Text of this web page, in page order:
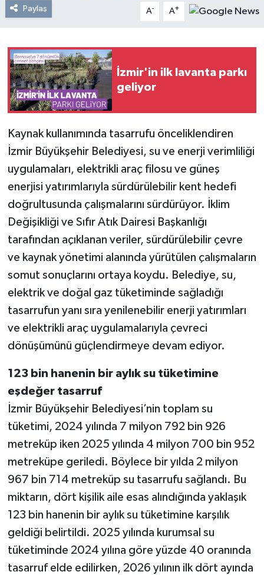
Paylaş A- A+
İzmir'in ilk lavanta parkı
geliyor
Kaynak kullanımında tasarrufu önceliklendiren
İzmir Büyükşehir Belediyesi, su ve enerji verimliliği
uygulamaları, elektrikli araç filosu ve güneş
enerjisi yatırımlarıyla sürdürülebilir kent hedefi
doğrultusunda çalışmalarını sürdürüyor. İklim
Değişikliği ve Sıfır Atık Dairesi Başkanlığı
tarafından açıklanan veriler, sürdürülebilir çevre
ve kaynak yönetimi alanında yürütülen çalışmaların
somut sonuçlarını ortaya koydu. Belediye, su,
elektrik ve doğal gaz tüketiminde sağladığı
tasarrufun yanı sıra yenilenebilir enerji yatırımları
ve elektrikli araç uygulamalarıyla çevreci
dönüşümünü güçlendirmeye devam ediyor.
123 bin hanenin bir aylık su tüketimine
eşdeğer tasarruf
İzmir Büyükşehir Belediyesi’nin toplam su
tüketimi, 2024 yılında 7 milyon 792 bin 926
metreküp iken 2025 yılında 4 milyon 700 bin 952
metreküpe geriledi. Böylece bir yılda 2 milyon
967 bin 714 metreküp su tasarrufu sağlandı. Bu
miktarın, dört kişilik aile esas alındığında yaklaşık
123 bin hanenin bir aylık su tüketimine karşılık
geldiği belirtildi. 2025 yılında kurumsal su
tüketiminde 2024 yılına göre yüzde 40 oranında
tasarruf elde edilirken, 2026 yılının ilk dört ayında